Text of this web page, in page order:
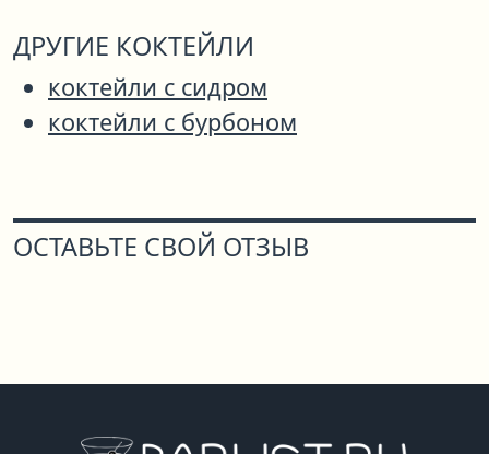
ДРУГИЕ КОКТЕЙЛИ
коктейли с сидром
коктейли с бурбоном
ОСТАВЬТЕ СВОЙ ОТЗЫВ